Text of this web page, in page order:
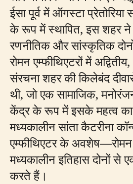
ईसा पूर्व में ऑगस्टा
के रूप में स्थापित, इस शहर ने
रणनीतिक और सांस्कृतिक
रोमन एम्फीथिएटरों में
संरचना शहर की किलेबंद
थी, जो एक सामाजिक,
केंद्र के रूप में इसके महत्व
मध्यकालीन सांता कैटरीना
एम्फीथिएटर के
मध्यकालीन इतिहास दोनों से
करते हैं।